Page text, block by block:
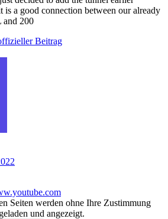
is a good connection between our already
and 200
Beitrag
Seiten werden ohne Ihre Zustimmung
und angezeigt.